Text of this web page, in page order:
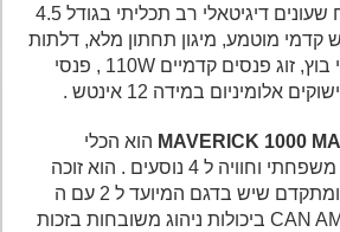
ולתפעול קל, עם לוח שעונים דיגיטאלי רב תכליתי בגודל 4.5
מוטמע, מיגון תחתון מלא, דלתות
בעיצוב חדשני, מגני בוץ, זוג פנסים קדמיים 110W , פנסי
MAVERICK 1000הוא הכלי
האולטימטיבי לטיול משפחתי וחוויה ל 4 נוסעים . הוא זוכה
לאותו תכנון חדשני ומתקדם שיש בדגם המיועד ל 2 עם ה
DNA המייחד את CAN AM ביכולות ניהוג משובחות בזכות